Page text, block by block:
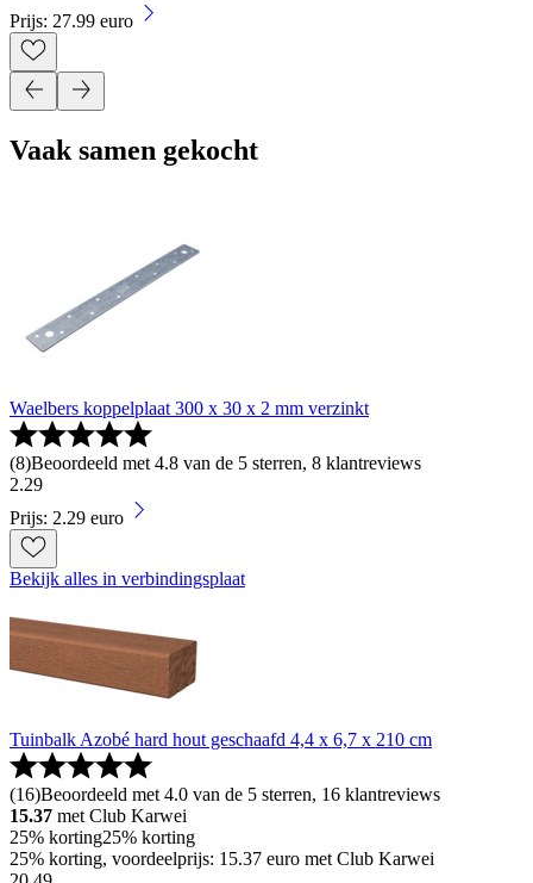
Prijs: 27.99 euro
Vaak samen gekocht
Waelbers koppelplaat 300 x 30 x 2 mm verzinkt
(8)Beoordeeld met 4.8 van de 5 sterren, 8 klantreviews
2.29
Prijs: 2.29 euro
Bekijk alles in verbindingsplaat
Tuinbalk Azobé hard hout geschaafd 4,4 x 6,7 x 210 cm
(16)Beoordeeld met 4.0 van de 5 sterren, 16 klantreviews
15.37 met Club Karwei
25% korting25% korting
25% korting, voordeelprijs: 15.37 euro met Club Karwei